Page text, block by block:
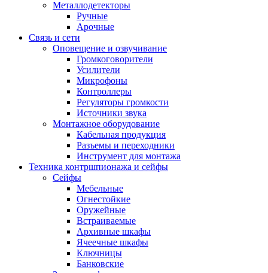
Металлодетекторы
Ручные
Арочные
Связь и сети
Оповещение и озвучивание
Громкоговорители
Усилители
Микрофоны
Контроллеры
Регуляторы громкости
Источники звука
Монтажное оборудование
Кабельная продукция
Разъемы и переходники
Инструмент для монтажа
Техника контршпионажа и сейфы
Сейфы
Мебельные
Огнестойкие
Оружейные
Встраиваемые
Архивные шкафы
Ячеечные шкафы
Ключницы
Банковские